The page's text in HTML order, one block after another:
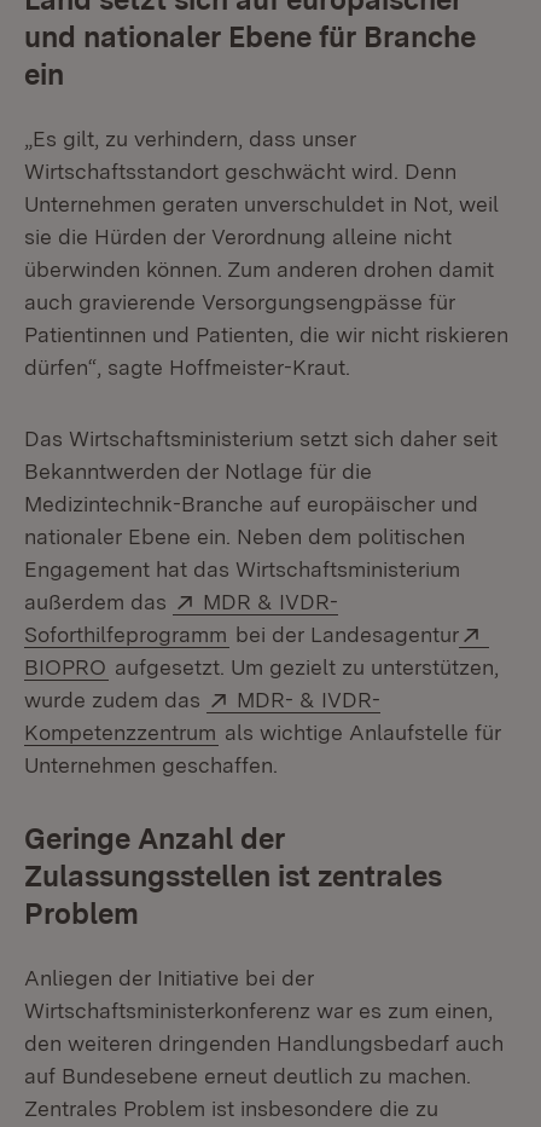
und nationaler Ebene für Branche
ein
„Es gilt, zu verhindern, dass unser
Wirtschaftsstandort geschwächt wird. Denn
Unternehmen geraten unverschuldet in Not, weil
sie die Hürden der Verordnung alleine nicht
überwinden können. Zum anderen drohen damit
auch gravierende Versorgungsengpässe für
Patientinnen und Patienten, die wir nicht riskieren
dürfen“, sagte Hoffmeister-Kraut.
Das Wirtschaftsministerium setzt sich daher seit
Bekanntwerden der Notlage für die
Medizintechnik-Branche auf europäischer und
nationaler Ebene ein. Neben dem politischen
Engagement hat das Wirtschaftsministerium
außerdem das
Extern:
MDR & IVDR-
Soforthilfeprogramm (Öffnet in neuem Fenster)
bei der Landesagentur
BIOPRO (Öffnet in neuem Fenster)
aufgesetzt. Um gezielt zu unterstützen,
wurde zudem das
Extern:
MDR- & IVDR-
Kompetenzzentrum (Öffnet in neuem Fenster)
als wichtige Anlaufstelle für
Unternehmen geschaffen.
Geringe Anzahl der
Zulassungsstellen ist zentrales
Problem
Anliegen der Initiative bei der
Wirtschaftsministerkonferenz war es zum einen,
den weiteren dringenden Handlungsbedarf auch
auf Bundesebene erneut deutlich zu machen.
Zentrales Problem ist insbesondere die zu